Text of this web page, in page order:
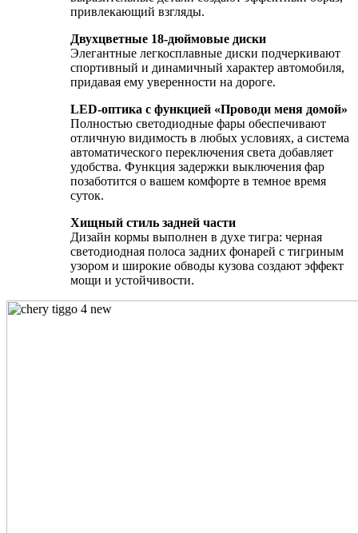
привлекающий взгляды.
Двухцветные 18-дюймовые диски
Элегантные легкосплавные диски подчеркивают
спортивный и динамичный характер автомобиля,
придавая ему уверенности на дороге.
LED-оптика с функцией «Проводи меня домой»
Полностью светодиодные фары обеспечивают
отличную видимость в любых условиях, а система
автоматического переключения света добавляет
удобства. Функция задержки выключения фар
позаботится о вашем комфорте в темное время
суток.
Хищный стиль задней части
Дизайн кормы выполнен в духе тигра: черная
светодиодная полоса задних фонарей с тигриным
узором и широкие обводы кузова создают эффект
мощи и устойчивости.